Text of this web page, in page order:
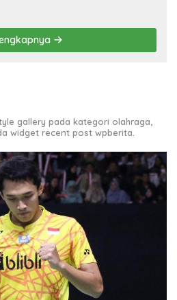
gallery pada kategori olahraga,
widget recent post wpberita.